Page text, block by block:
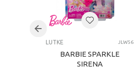
Kategorija
LUTKE JLW56
BARBIE SPARKLE
SIRENA